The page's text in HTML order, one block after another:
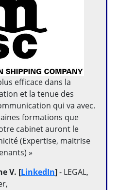
efficace dans la
et la tenue des
qui va avec.
formations que
cabinet auront le
(Expertise, maitrise
»
V. [LinkedIn]- LEGAL,